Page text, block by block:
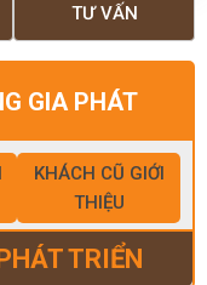
TƯ VẤN
GIA PHÁT
KHÁCH CŨ GIỚI
THIỆU
TRIỂN